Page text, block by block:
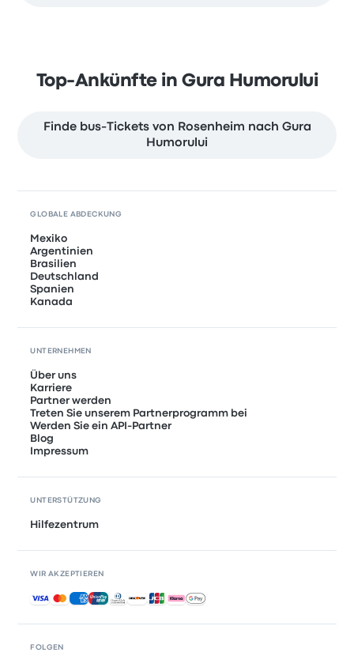
Top-Ankünfte in Gura Humorului
Finde bus-Tickets von Rosenheim nach Gura
Humorului
FOLGEN
GLOBALE ABDECKUNG
Mexiko
Argentinien
Brasilien
Deutschland
Spanien
Kanada
UNTERNEHMEN
Über uns
Karriere
Partner werden
Treten Sie unserem Partnerprogramm bei
Werden Sie ein API-Partner
Blog
Impressum
UNTERSTÜTZUNG
Hilfezentrum
WIR AKZEPTIEREN
Akzeptierte Zahlungsmethoden